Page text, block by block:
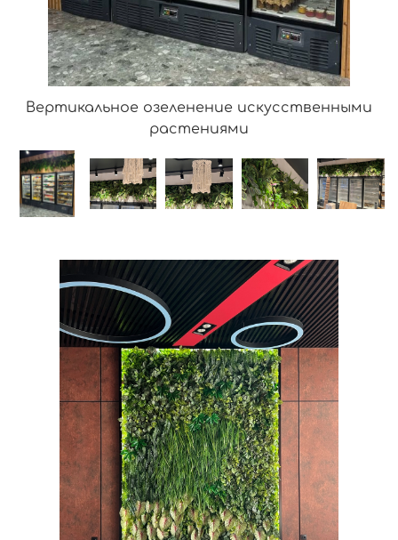
Вертикальное озеленение искусственными
растениями